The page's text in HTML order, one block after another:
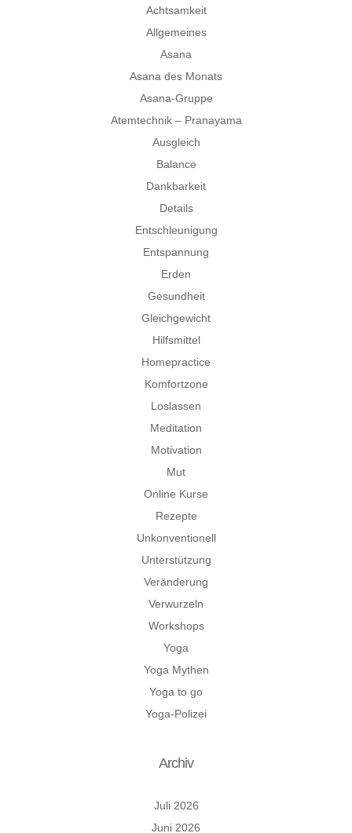
Achtsamkeit
Allgemeines
Asana
Asana des Monats
Asana-Gruppe
Atemtechnik – Pranayama
Ausgleich
Balance
Dankbarkeit
Details
Entschleunigung
Entspannung
Erden
Gesundheit
Gleichgewicht
Hilfsmittel
Homepractice
Komfortzone
Loslassen
Meditation
Motivation
Mut
Online Kurse
Rezepte
Unkonventionell
Unterstützung
Veränderung
Verwurzeln
Workshops
Yoga
Yoga Mythen
Yoga to go
Yoga-Polizei
Archiv
Juli 2026
Juni 2026